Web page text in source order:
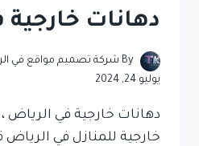
دهانات
By شركة تصميم مواقع في
يوليو 24, 2024
دهانات خارجية في الرياض ،
خارجية للمنازل في الرياض